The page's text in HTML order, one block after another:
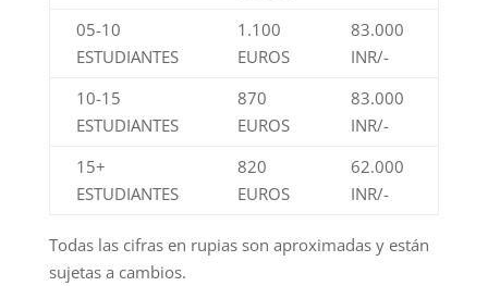
05-10
ESTUDIANTES
1.100
EUROS
83.000
INR/-
10-15
ESTUDIANTES
870
EUROS
83.000
INR/-
15+
ESTUDIANTES
820
EUROS
62.000
INR/-
Todas las cifras en rupias son aproximadas y están
sujetas a cambios.